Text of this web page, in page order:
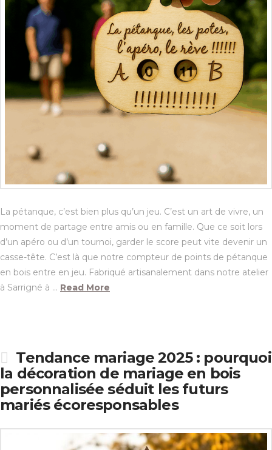
La pétanque, c’est bien plus qu’un jeu. C’est un art de vivre, un
moment de partage entre amis ou en famille. Que ce soit lors
d’un apéro ou d’un tournoi, garder le score peut vite devenir un
casse-tête. C’est là que notre compteur de points de pétanque
en bois entre en jeu. Fabriqué artisanalement dans notre atelier
à Sarrigné à … Read More
Tendance mariage 2025 : pourquoi
la décoration de mariage en bois
personnalisée séduit les futurs
mariés écoresponsables